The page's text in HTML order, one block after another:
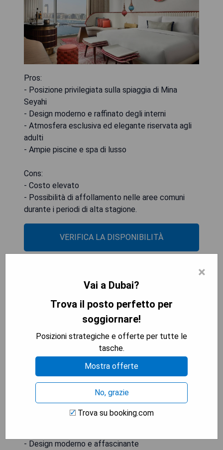
Pros:
- Posizione privilegiata sulla spiaggia di Mina
Seyahi
- Design moderno e raffinato degli interni
- Atmosfera esclusiva ed elegante riservata agli
adulti
- Ampie piscine e spa di lusso
Cons:
- Costo elevato
- Possibilità di affollamento nelle aree comuni
durante i periodi di alta stagione.
VERIFICA LA DISPONIBILITÀ
Hotel Indigo Dubai Downtown
- Design moderno e affascinante
×
Vai a Dubai?
Trova il posto perfetto per
soggiornare!
Posizioni strategiche e offerte per tutte le
tasche.
Mostra offerte
No, grazie
Trova su booking.com